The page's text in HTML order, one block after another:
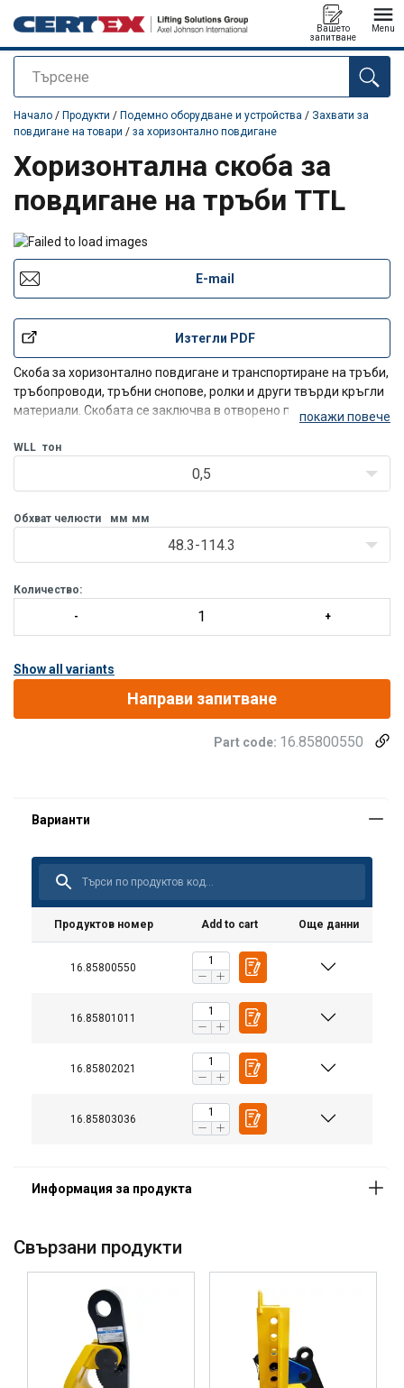
Търсене
Вашето
запитване
Menu
е добавен към вашето запитване
Начало / Продукти / Подемно оборудване и устройства / Захвати за
повдигане на товари / за хоризонтално повдигане
Хоризонтална скоба за
повдигане на тръби TTL
E-mail
Изтегли PDF
Скоба за хоризонтално повдигане и транспортиране на тръби,
тръбопроводи, тръбни снопове, ролки и други твърди кръгли
материали. Скобата се заключва в отворено полопокажи повече
WLL тон
0,5
Обхват челюсти мм мм
48.3-114.3
Количество:
Show all variants
Направи запитване
Part code: 16.85800550
Продуктов номер Add to cart Още данни
16.85800550
16.85801011
16.85802021
16.85803036
Свързани продукти